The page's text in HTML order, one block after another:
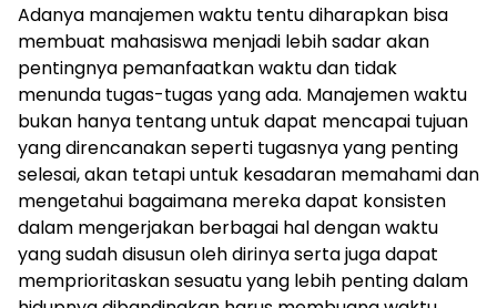
Adanya manajemen waktu tentu diharapkan bisa
membuat mahasiswa menjadi lebih sadar akan
pentingnya pemanfaatkan waktu dan tidak
menunda tugas-tugas yang ada. Manajemen waktu
bukan hanya tentang untuk dapat mencapai tujuan
yang direncanakan seperti tugasnya yang penting
selesai, akan tetapi untuk kesadaran memahami dan
mengetahui bagaimana mereka dapat konsisten
dalam mengerjakan berbagai hal dengan waktu
yang sudah disusun oleh dirinya serta juga dapat
memprioritaskan sesuatu yang lebih penting dalam